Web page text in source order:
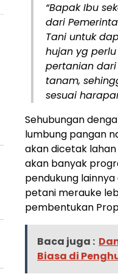
“Bapak Ibu
dari
Tani untuk
hujan yg
pertanian
tanam,
sesuai
Sehubungan
lumbung pangan
akan dicetak
akan banyak
pendukung
petani merauke
pembentukan
Baca juga :
Biasa di